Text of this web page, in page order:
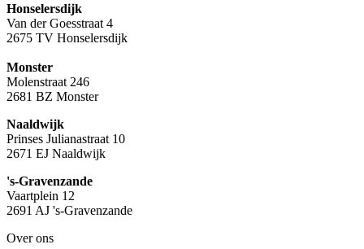
Honselersdijk
Van der Goesstraat 4
2675 TV Honselersdijk
Monster
Molenstraat 246
2681 BZ Monster
Naaldwijk
Prinses Julianastraat 10
2671 EJ Naaldwijk
's-Gravenzande
Vaartplein 12
2691 AJ 's-Gravenzande
Over ons